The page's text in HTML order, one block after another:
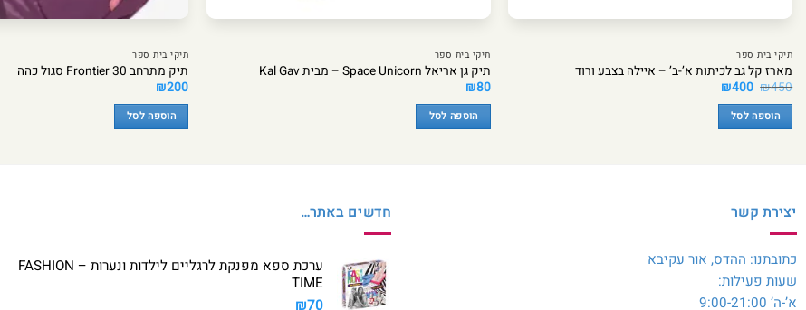
תיקי בית ספר
מארז קל גב לכיתות א’-ב’ – איילה בצבע ורוד
₪450 המחיר
היה:
₪450.
₪400 המחיר
הוא: הוספה לסל
תיקי בית ספר
תיק גן אריאל Space Unicorn – מבית Kal Gav
₪80
הוספה לסל
תיקי בית ספר
תיק מתרחב Frontier 30 סגול כהה
₪200
הוספה לסל
יצירת קשר
כתובתנו: ההדס, אור עקיבא
שעות פעילות:
א’-ה’ 9:00-21:00
חדשים באתר…
ערכת ספא מפנקת לרגליים לילדות ונערות – FASHION
TIME
₪70